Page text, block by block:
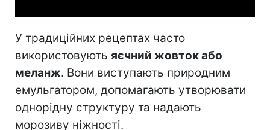
У традиційних рецептах часто
використовують яєчний жовток або
меланж. Вони виступають природним
емульгатором, допомагають утворювати
однорідну структуру та надають
морозиву ніжності.